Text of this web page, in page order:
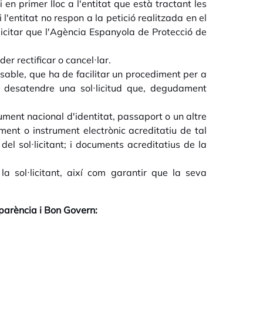
en primer lloc a l'entitat que està tractant les
no respon a la petició realitzada en el
que l'Agència Espanyola de Protecció de
rectificar o cancel·lar.
que ha de facilitar un procediment per a
una sol·licitud que, degudament
nacional d'identitat, passaport o un altre
o instrument electrònic acreditatiu de tal
sol·licitant; i documents acreditatius de la
sol·licitant, així com garantir que la seva
i Bon Govern: